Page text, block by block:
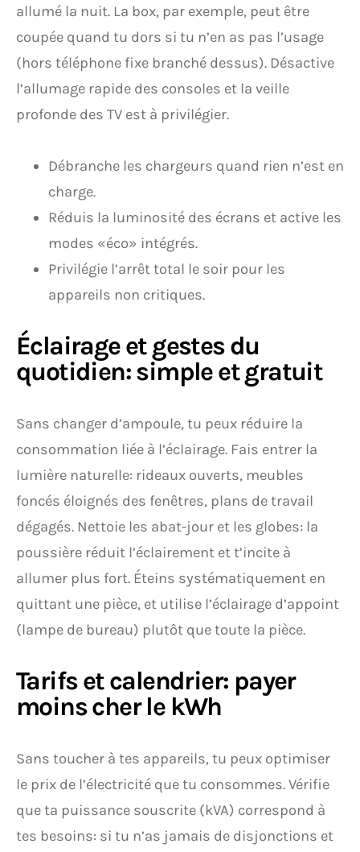
allumé la nuit. La box, par exemple, peut être
coupée quand tu dors si tu n’en as pas l’usage
(hors téléphone fixe branché dessus). Désactive
l’allumage rapide des consoles et la veille
profonde des TV est à privilégier.
Débranche les chargeurs quand rien n’est en
charge.
Réduis la luminosité des écrans et active les
modes «éco» intégrés.
Privilégie l’arrêt total le soir pour les
appareils non critiques.
Éclairage et gestes du
quotidien: simple et gratuit
Sans changer d’ampoule, tu peux réduire la
consommation liée à l’éclairage. Fais entrer la
lumière naturelle: rideaux ouverts, meubles
foncés éloignés des fenêtres, plans de travail
dégagés. Nettoie les abat-jour et les globes: la
poussière réduit l’éclairement et t’incite à
allumer plus fort. Éteins systématiquement en
quittant une pièce, et utilise l’éclairage d’appoint
(lampe de bureau) plutôt que toute la pièce.
Tarifs et calendrier: payer
moins cher le kWh
Sans toucher à tes appareils, tu peux optimiser
le prix de l’électricité que tu consommes. Vérifie
que ta puissance souscrite (kVA) correspond à
tes besoins: si tu n’as jamais de disjonctions et